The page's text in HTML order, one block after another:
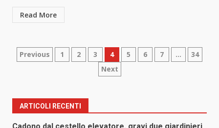
Read More
Paginazione
articoli
Previous 1 2 3 4 5 6 7 …
34
Next
ARTICOLI RECENTI